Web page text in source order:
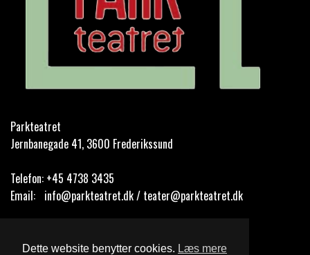
Dette website benytter cookies. Læs mere
Parkteatret
Jernbanegade 41, 3600 Frederikssund
Telefon: +45 4738 3435
Email: info@parkteatret.dk / teater@parkteatret.dk